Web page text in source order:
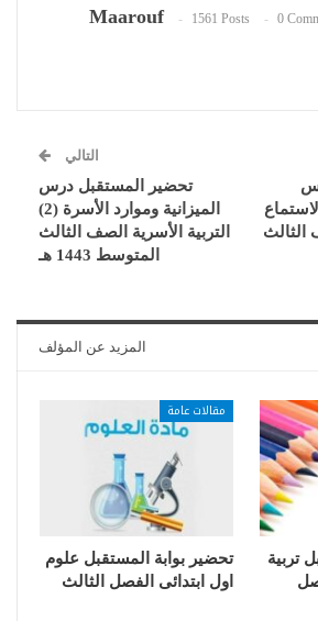
Maarouf 1561 Posts 0
الثالث
التالي
تحضير المستقبل درس
الميزانية وموارد الأسرة (2)
التربية الأسرية الصف الثالث
المتوسط 1443 هـ
المزيد عن المؤلف
تربية
مقالات عامة
تحضير بوابة المستقبل علوم
اول ابتدائى الفصل الثالث